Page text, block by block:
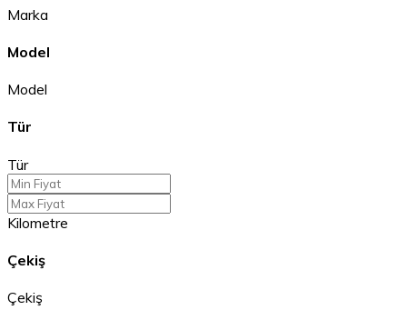
Marka
Model
Model
Tür
Tür
Kilometre
Çekiş
Çekiş